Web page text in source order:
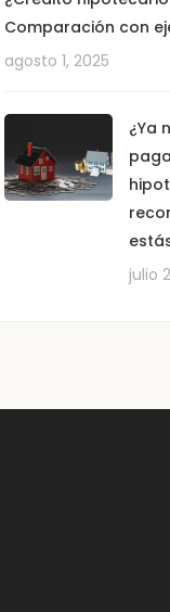
Comparación con
agosto 1, 2025
¿Ya
julio